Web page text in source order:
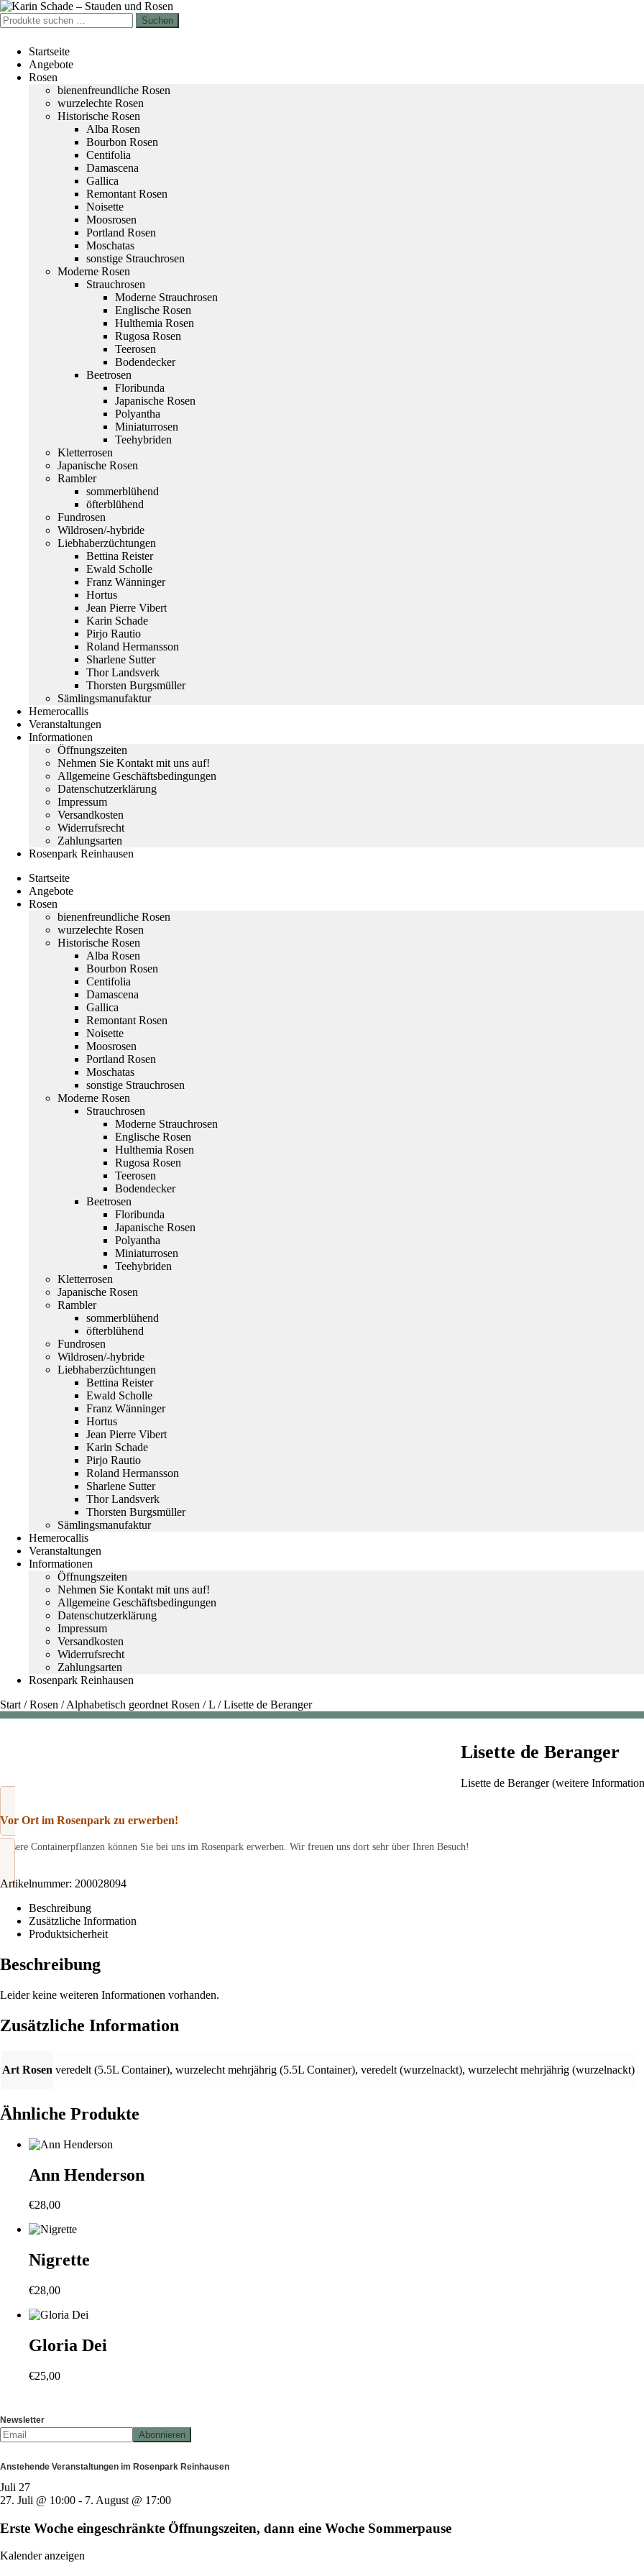
Zur
Navigation
springen
Zum
Inhalt
springen
Suchen
nach:
Suchen
Startseite
Angebote
Rosen
bienenfreundliche Rosen
wurzelechte Rosen
Historische Rosen
Alba Rosen
Bourbon Rosen
Centifolia
Damascena
Gallica
Remontant Rosen
Noisette
Moosrosen
Portland Rosen
Moschatas
sonstige Strauchrosen
Moderne Rosen
Strauchrosen
Moderne Strauchrosen
Englische Rosen
Hulthemia Rosen
Rugosa Rosen
Teerosen
Bodendecker
Beetrosen
Floribunda
Japanische Rosen
Polyantha
Miniaturrosen
Teehybriden
Kletterrosen
Japanische Rosen
Rambler
sommerblühend
öfterblühend
Fundrosen
Wildrosen/-hybride
Liebhaberzüchtungen
Bettina Reister
Ewald Scholle
Franz Wänninger
Hortus
Jean Pierre Vibert
Karin Schade
Pirjo Rautio
Roland Hermansson
Sharlene Sutter
Thor Landsverk
Thorsten Burgsmüller
Sämlingsmanufaktur
Hemerocallis
Veranstaltungen
Informationen
Öffnungszeiten
Nehmen Sie Kontakt mit uns auf!
Allgemeine Geschäftsbedingungen
Datenschutzerklärung
Impressum
Versandkosten
Widerrufsrecht
Zahlungsarten
Rosenpark Reinhausen
Startseite
Angebote
Rosen
bienenfreundliche Rosen
wurzelechte Rosen
Historische Rosen
Alba Rosen
Bourbon Rosen
Centifolia
Damascena
Gallica
Remontant Rosen
Noisette
Moosrosen
Portland Rosen
Moschatas
sonstige Strauchrosen
Moderne Rosen
Strauchrosen
Moderne Strauchrosen
Englische Rosen
Hulthemia Rosen
Rugosa Rosen
Teerosen
Bodendecker
Beetrosen
Floribunda
Japanische Rosen
Polyantha
Miniaturrosen
Teehybriden
Kletterrosen
Japanische Rosen
Rambler
sommerblühend
öfterblühend
Fundrosen
Wildrosen/-hybride
Liebhaberzüchtungen
Bettina Reister
Ewald Scholle
Franz Wänninger
Hortus
Jean Pierre Vibert
Karin Schade
Pirjo Rautio
Roland Hermansson
Sharlene Sutter
Thor Landsverk
Thorsten Burgsmüller
Sämlingsmanufaktur
Hemerocallis
Veranstaltungen
Informationen
Öffnungszeiten
Nehmen Sie Kontakt mit uns auf!
Allgemeine Geschäftsbedingungen
Datenschutzerklärung
Impressum
Versandkosten
Widerrufsrecht
Zahlungsarten
Rosenpark Reinhausen
Start /Rosen /Alphabetisch geordnet Rosen /L /Lisette de Beranger
Lisette de Beranger
Lisette de Beranger (weitere
Vor Ort im Rosenpark zu erwerben!
Unsere Containerpflanzen können Sie bei uns im Rosenpark erwerben. Wir freuen uns dort sehr über Ihren Besuch!
Artikelnummer: 200028094
Beschreibung
Zusätzliche Information
Produktsicherheit
Beschreibung
Leider keine weiteren Informationen vorhanden.
Zusätzliche Information
Art Rosen veredelt (5.5L Container), wurzelecht mehrjährig (5.5L Container), veredelt (wurzelnackt), wurzelecht mehrjährig (wurzelnackt)
Ähnliche Produkte
Ann Henderson
€28,00
Nigrette
€28,00
Gloria Dei
€25,00
Newsletter
Anstehende Veranstaltungen im Rosenpark Reinhausen
Juli 27
27. Juli @ 10:00 - 7. August @ 17:00
Erste Woche eingeschränkte Öffnungszeiten, dann eine Woche Sommerpause
Kalender anzeigen